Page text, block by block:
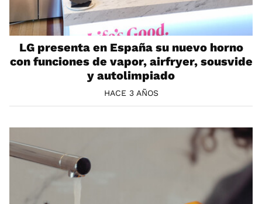
LG presenta en España su nuevo horno
con funciones de vapor, airfryer, sousvide
y autolimpiado
HACE 3 AÑOS